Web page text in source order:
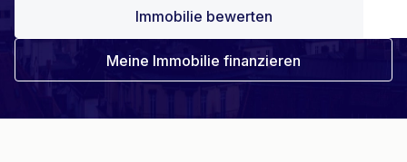
Immobilie bewerten
Meine Immobilie finanzieren